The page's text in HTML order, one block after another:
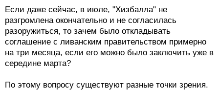
Если даже сейчас, в июле, "Хизбалла" не
разгромлена окончательно и не согласилась
разоружиться, то зачем было откладывать
соглашение с ливанским правительством примерно
на три месяца, если его можно было заключить уже в
середине марта?
По этому вопросу существуют разные точки зрения.